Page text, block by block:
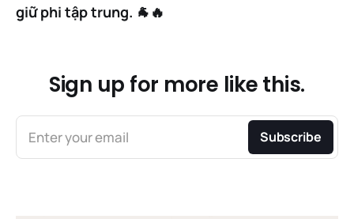
giữ phi tập trung. 🐐🔥
Sign up for more like this.
Enter your email Subscribe